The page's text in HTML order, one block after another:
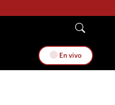
En vivo